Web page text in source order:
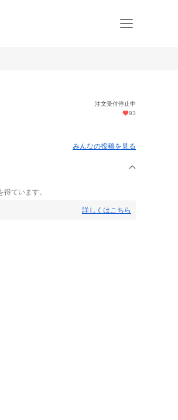
注文受付停止中
93
みんなの投稿を見る
ています。
詳しくはこちら